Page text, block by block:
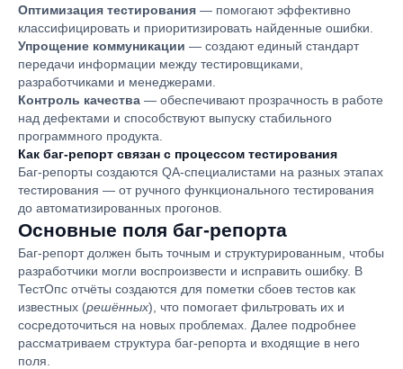
Оптимизация тестирования — помогают эффективно
классифицировать и приоритизировать найденные ошибки.
Упрощение коммуникации — создают единый стандарт
передачи информации между тестировщиками,
разработчиками и менеджерами.
Контроль качества — обеспечивают прозрачность в работе
над дефектами и способствуют выпуску стабильного
программного продукта.
Как баг-репорт связан с процессом тестирования
Баг-репорты создаются QA-специалистами на разных этапах
тестирования — от ручного функционального тестирования
до автоматизированных прогонов.
Основные поля баг-репорта
Баг-репорт должен быть точным и структурированным, чтобы
разработчики могли воспроизвести и исправить ошибку. В
ТестОпс отчёты создаются для пометки сбоев тестов как
известных (решённых), что помогает фильтровать их и
сосредоточиться на новых проблемах. Далее подробнее
рассматриваем структура баг-репорта и входящие в него
поля.